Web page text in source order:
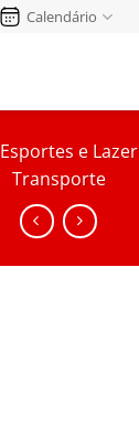
Calendário
Esportes e Lazer
Transporte